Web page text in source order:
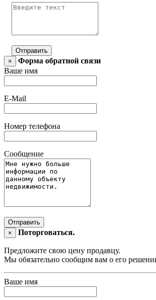
Отправить
×
Форма обратной связи
Ваше имя
E-Mail
Номер телефона
Сообщение
Отправить
×
Поторговаться.
Предложите свою цену продавцу.
Мы обязательно сообщим вам о его
Ваше имя